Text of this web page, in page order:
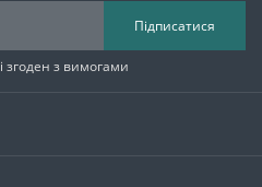
Підписатися
і згоден з вимогами